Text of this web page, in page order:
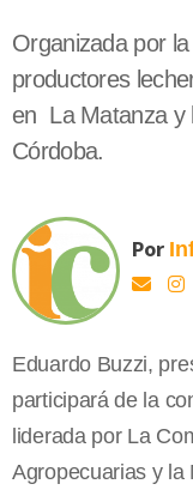
Organizada por
productores
en La Matanza y
Córdoba.
Por
Eduardo Buzzi,
participará de la
liderada por La
Agropecuarias y la